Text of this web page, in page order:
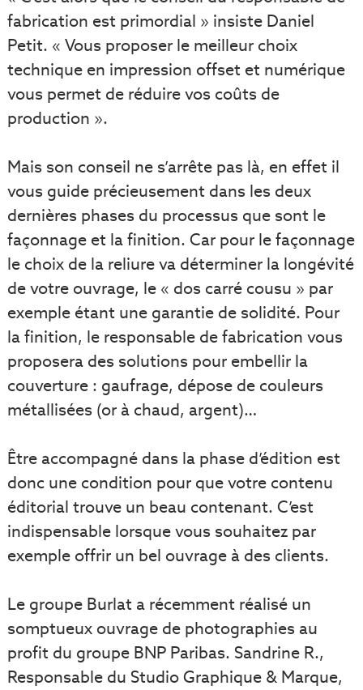
fabrication est primordial » insiste Daniel
Petit. « Vous proposer le meilleur choix
technique en impression offset et numérique
vous permet de réduire vos coûts de
production ».
Mais son conseil ne s’arrête pas là, en effet il
vous guide précieusement dans les deux
dernières phases du processus que sont le
façonnage et la finition. Car pour le façonnage
le choix de la reliure va déterminer la longévité
de votre ouvrage, le « dos carré cousu » par
exemple étant une garantie de solidité. Pour
la finition, le responsable de fabrication vous
proposera des solutions pour embellir la
couverture : gaufrage, dépose de couleurs
métallisées (or à chaud, argent)…
Être accompagné dans la phase d’édition est
donc une condition pour que votre contenu
éditorial trouve un beau contenant. C’est
indispensable lorsque vous souhaitez par
exemple offrir un bel ouvrage à des clients.
Le groupe Burlat a récemment réalisé un
somptueux ouvrage de photographies au
profit du groupe BNP Paribas. Sandrine R.,
Responsable du Studio Graphique & Marque,